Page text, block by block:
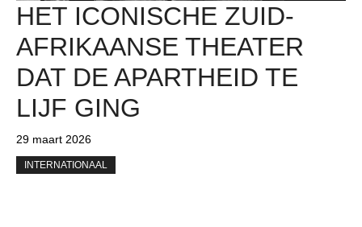
HET ICONISCHE ZUID-
AFRIKAANSE THEATER
DAT DE APARTHEID TE
LIJF GING
29 maart 2026
INTERNATIONAAL